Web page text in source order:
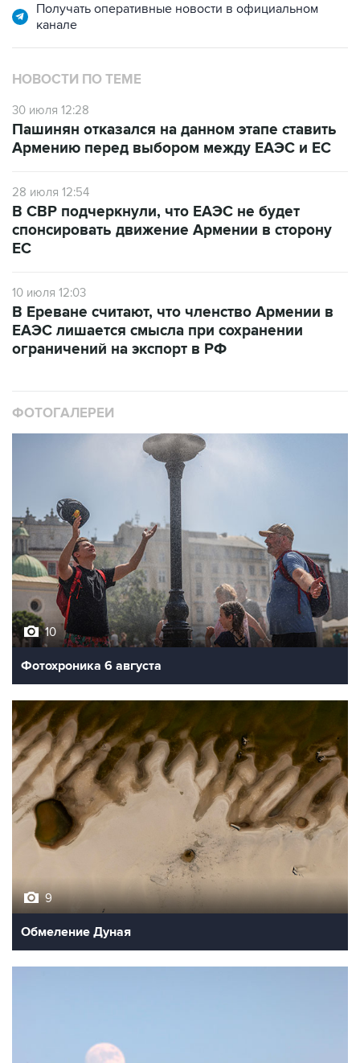
Получать оперативные новости в официальном
канале
НОВОСТИ ПО ТЕМЕ
30 июля 12:28
Пашинян отказался на данном этапе ставить
Армению перед выбором между ЕАЭС и ЕС
28 июля 12:54
В СВР подчеркнули, что ЕАЭС не будет
спонсировать движение Армении в сторону
ЕС
10 июля 12:03
В Ереване считают, что членство Армении в
ЕАЭС лишается смысла при сохранении
ограничений на экспорт в РФ
ФОТОГАЛЕРЕИ
10
Фотохроника 6 августа
9
Обмеление Дуная